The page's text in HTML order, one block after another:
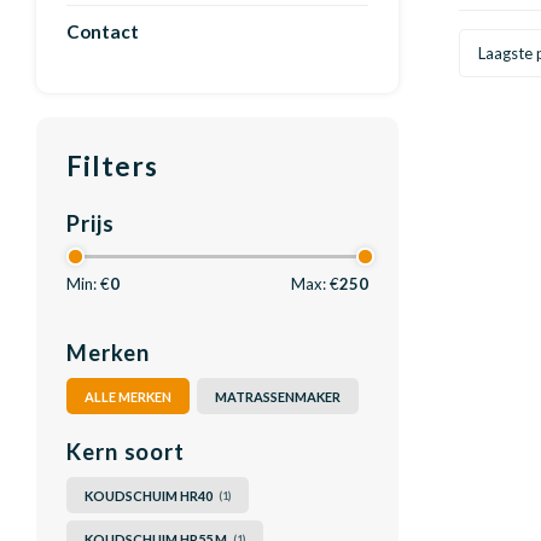
Contact
Filters
Prijs
Min: €0 Max: €250
Merken
ALLE MERKEN MATRASSENMAKER
Kern soort
KOUDSCHUIM HR40 (1)
Laagste